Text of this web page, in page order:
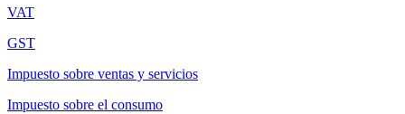
VAT
GST
Impuesto sobre ventas y servicios
Impuesto sobre el consumo